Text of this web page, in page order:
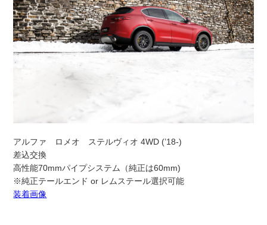
アルファ ロメオ ステルヴィオ 4WD (’18-)
差込交換
高性能70mmパイプシステム（純正は60mm)
※純正テールエンド or レムステール選択可能
装着画像